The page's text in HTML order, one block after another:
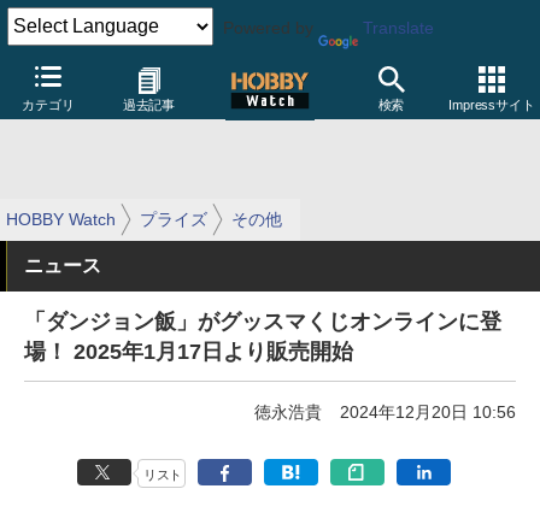
Powered by Translate
カテゴリ 過去記事 検索 Impressサイト
HOBBY Watch プライズ その他
ニュース
「ダンジョン飯」がグッスマくじオンラインに登
場！ 2025年1月17日より販売開始
徳永浩貴 2024年12月20日 10:56
リスト